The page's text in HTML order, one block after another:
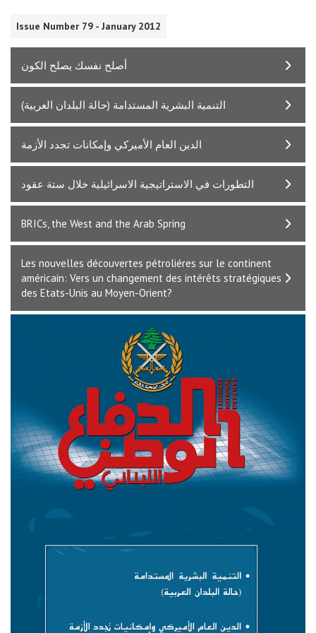
Issue Number 79 - January 2012
أصلح نفسك يصلح الكون
التنمية البشرية المستدامة (حالة البلدان العربية)
الدين العام الأميركي وإمكانات تجدد الأزمة
التطورات في الاستراتيجية الاسرائيلية خلال ستة عقود
BRICs, the West and the Arab Spring
Les nouvelles découvertes pétroliéres sur le continent
américain: Vers un changement des intérêts stratégiques
des Etats-Unis au Moyen-Orient?